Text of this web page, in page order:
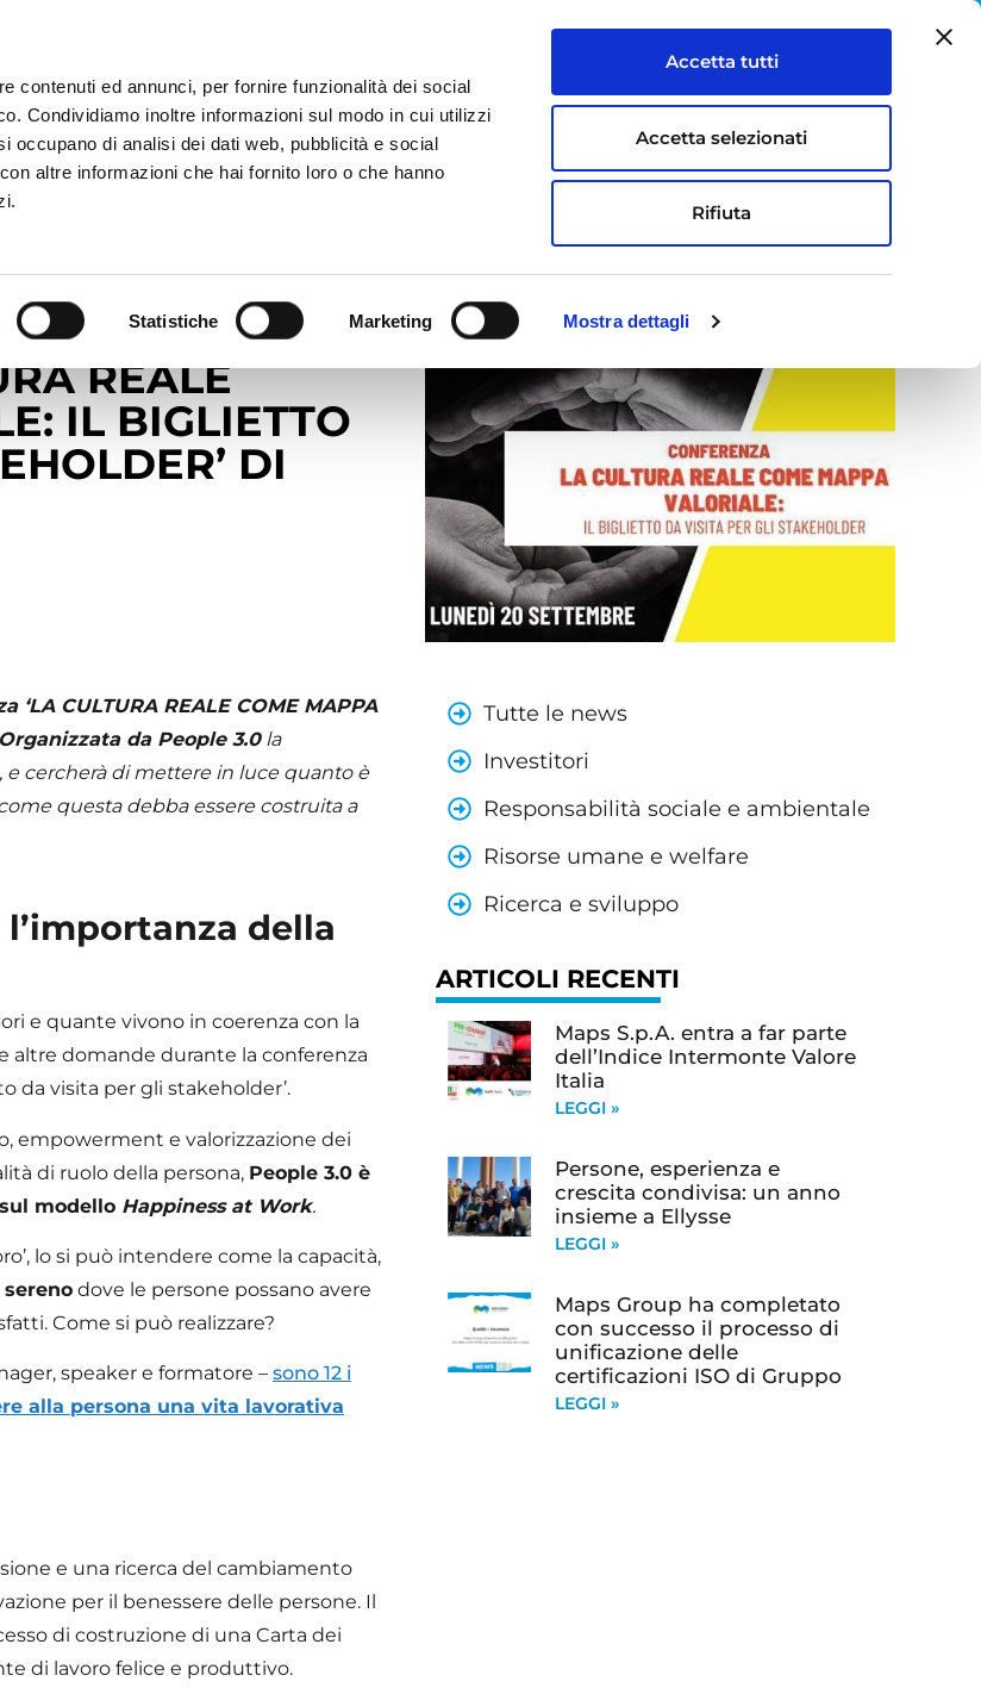
contenuti ed annunci, per fornire funzionalità dei social
Condividiamo inoltre informazioni sul modo in cui utilizzi
occupano di analisi dei dati web, pubblicità e social
altre informazioni che hai fornito loro o che hanno
Statistiche Marketing Mostra dettagli
Accetta tutti
Accetta selezionati
Rifiuta
IT EN
INVESTITORI SOSTENIBILITÀ NEWS LAVORA CON NOI CONTATTI
testimonial alla conferenza ‘La cultura reale come mappa valoriale: il biglietto da visita per gli
ALLA
REALE
IL BIGLIETTO
DI
CULTURA REALE COME MAPPA
da People 3.0la
e cercherà di mettere in luce quanto è
questa debba essere costruita a
della
e quante vivono in coerenza con la
altre domande durante la conferenza
da visita per gli stakeholder’.
empowerment e valorizzazione dei
di ruolo della persona, People 3.0 è
modello Happiness at Work.
lo si può intendere come la capacità,
dove le persone possano avere
Come si può realizzare?
speaker e formatore – sono 12 i
alla persona una vita lavorativa
e una ricerca del cambiamento
per il benessere delle persone. Il
di costruzione di una Carta dei
di lavoro felice e produttivo.
Tutte le news
Investitori
Responsabilità sociale e ambientale
Risorse umane e welfare
Ricerca e sviluppo
ARTICOLI RECENTI
Maps S.p.A. entra a far parte
dell’Indice Intermonte Valore
Italia
LEGGI »
Persone, esperienza e
crescita condivisa: un anno
insieme a Ellysse
LEGGI »
Maps Group ha completato
con successo il processo di
unificazione delle
certificazioni ISO di Gruppo
LEGGI »